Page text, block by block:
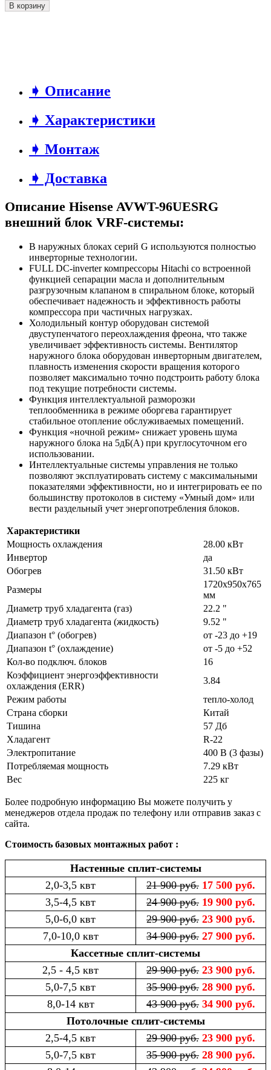
В корзину
➧ Описание
➧ Характеристики
➧ Монтаж
➧ Доставка
Описание Hisense AVWT-96UESRG
внешний блок VRF-системы:
В наружных блоках серий G используются полностью
инверторные технологии.
FULL DC-inverter компрессоры Hitachi со встроенной
функцией сепарации масла и дополнительным
разгрузочным клапаном в спиральном блоке, который
обеспечивает надежность и эффективность работы
компрессора при частичных нагрузках.
Холодильный контур оборудован системой
двуступенчатого переохлаждения фреона, что также
увеличивает эффективность системы. Вентилятор
наружного блока оборудован инверторным двигателем,
плавность изменения скорости вращения которого
позволяет максимально точно подстроить работу блока
под текущие потребности системы.
Функция интеллектуальной разморозки
теплообменника в режиме оборгева гарантирует
стабильное отопление обслуживаемых помещений.
Функция «ночной режим» снижает уровень шума
наружного блока на 5дБ(А) при круглосуточном его
использовании.
Интеллектуальные системы управления не только
позволяют эксплуатировать систему с максимальными
показателями эффективности, но и интегрировать ее по
большинству протоколов в систему «Умный дом» или
вести раздельный учет энергопотребления блоков.
Характеристики
Мощность охлаждения
28.00 кВт
Инвертор
да
Обогрев
31.50 кВт
Размеры
1720х950х765
мм
Диаметр труб хладагента (газ)
22.2 "
Диаметр труб хладагента (жидкость)
9.52 "
Диапазон t° (обогрев)
от -23 до +19
Диапазон t° (охлаждение)
от -5 до +52
Кол-во подключ. блоков
16
Коэффициент энергоэффективности
охлаждения (ERR)
3.84
Режим работы
тепло-холод
Страна сборки
Китай
Тишина
57 Дб
Хладагент
R-22
Электропитание
400 В (3 фазы)
Потребляемая мощность
7.29 кВт
Вес
225 кг
Более подробную информацию Вы можете получить у
менеджеров отдела продаж по телефону или отправив заказ с
сайта.
Стоимость базовых монтажных работ :
Настенные сплит-системы
2,0-3,5 квт
21 900 руб. 17 500 руб.
3,5-4,5 квт
24 900 руб. 19 900 руб.
5,0-6,0 квт
29 900 руб. 23 900 руб.
7,0-10,0 квт
34 900 руб. 27 900 руб.
Кассетные сплит-системы
2,5 - 4,5 квт
29 900 руб. 23 900 руб.
5,0-7,5 квт
35 900 руб. 28 900 руб.
8,0-14 квт
43 900 руб. 34 900 руб.
Потолочные сплит-системы
2,5-4,5 квт
29 900 руб. 23 900 руб.
5,0-7,5 квт
35 900 руб. 28 900 руб.